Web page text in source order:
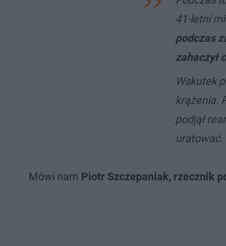
41-letni
podczas
zahaczył
Wskutek
krążenia.
podjął
uratować.
Mówi nam Piotr Szczepaniak, rzecznik